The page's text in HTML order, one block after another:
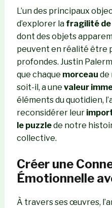
L’un des principaux
d’explorer la fragilité de
dont des objets
peuvent en réalité être
profondes. Justin
que chaque morceau de
soit-il, a une valeur
éléments du quotidien,
reconsidérer leur
le puzzlede notre
collective.
Créer une
Émotionnelle
À travers ses œuvres,